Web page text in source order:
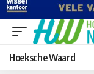
Hoeksche Waard